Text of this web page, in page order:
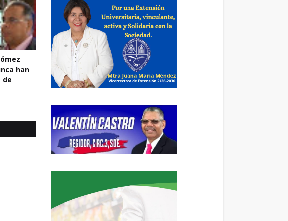
han
de